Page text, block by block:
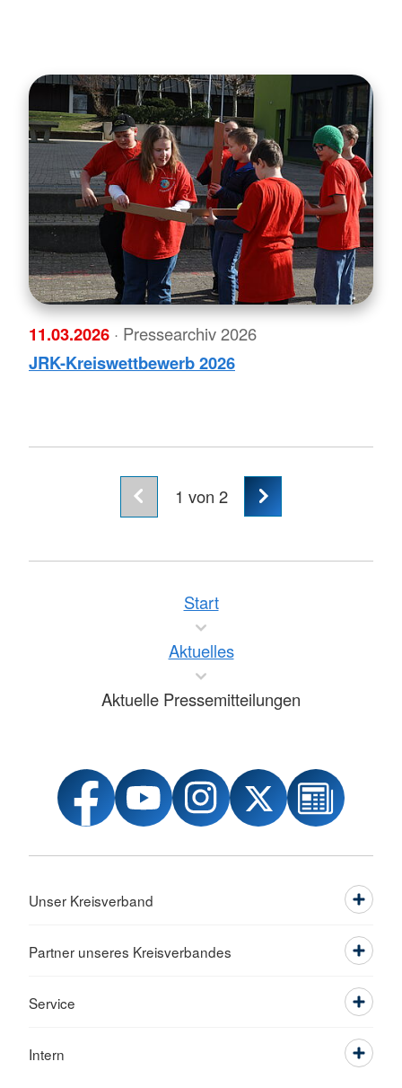
11.03.2026 · Pressearchiv 2026
JRK-Kreiswettbewerb 2026
1 von 2
Start
Aktuelles
Aktuelle Pressemitteilungen
Unser Kreisverband
Partner unseres Kreisverbandes
Service
Intern